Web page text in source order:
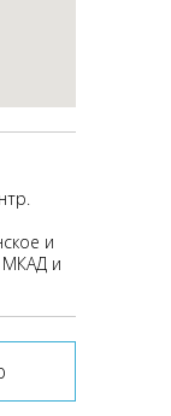
и
МКАД и